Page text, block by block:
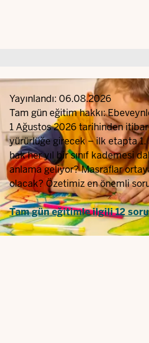
Yayınlandı: 06.08.2026
Tam gün eğitim hakkı:
1 Ağustos 2026 tarihinden
yürürlüğe girecek – ilk etapta 1.
hak her yıl bir sınıf kademesi
anlama geliyor? Masraflar
olacak? Özetimiz en önemli
Tam gün eğitimle ilgili 12